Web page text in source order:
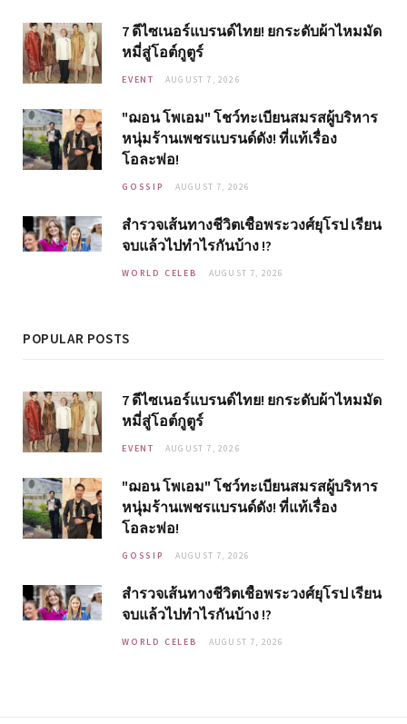
7 ดีไซเนอร์แบรนด์ไทย! ยกระดับผ้าไหมมัด
หมี่สู่โอต์กูตูร์
EVENT AUGUST 7, 2026
"ฌอน โพเอม" โชว์ทะเบียนสมรสผู้บริหาร
หนุ่มร้านเพชรแบรนด์ดัง! ที่แท้เรื่อง
โอละพ่อ!
GOSSIP AUGUST 7, 2026
สำรวจเส้นทางชีวิตเชื้อพระวงศ์ยุโรป เรียน
จบแล้วไปทำไรกันบ้าง !?
WORLD CELEB AUGUST 7, 2026
POPULAR POSTS
7 ดีไซเนอร์แบรนด์ไทย! ยกระดับผ้าไหมมัด
หมี่สู่โอต์กูตูร์
EVENT AUGUST 7, 2026
"ฌอน โพเอม" โชว์ทะเบียนสมรสผู้บริหาร
หนุ่มร้านเพชรแบรนด์ดัง! ที่แท้เรื่อง
โอละพ่อ!
GOSSIP AUGUST 7, 2026
สำรวจเส้นทางชีวิตเชื้อพระวงศ์ยุโรป เรียน
จบแล้วไปทำไรกันบ้าง !?
WORLD CELEB AUGUST 7, 2026